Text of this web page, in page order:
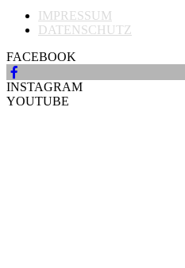
IMPRESSUM
DATENSCHUTZ
FACEBOOK
INSTAGRAM
YOUTUBE